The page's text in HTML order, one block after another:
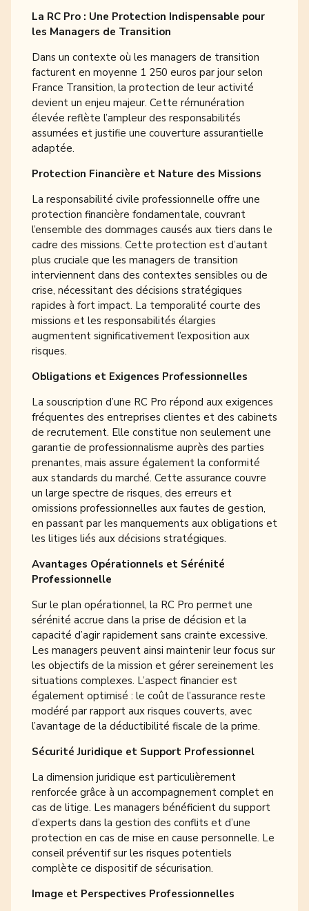
La RC Pro : Une Protection Indispensable pour
les Managers de Transition
Dans un contexte où les managers de transition
facturent en moyenne 1 250 euros par jour selon
France Transition, la protection de leur activité
devient un enjeu majeur. Cette rémunération
élevée reflète l’ampleur des responsabilités
assumées et justifie une couverture assurantielle
adaptée.
Protection Financière et Nature des Missions
La responsabilité civile professionnelle offre une
protection financière fondamentale, couvrant
l’ensemble des dommages causés aux tiers dans le
cadre des missions. Cette protection est d’autant
plus cruciale que les managers de transition
interviennent dans des contextes sensibles ou de
crise, nécessitant des décisions stratégiques
rapides à fort impact. La temporalité courte des
missions et les responsabilités élargies
augmentent significativement l’exposition aux
risques.
Obligations et Exigences Professionnelles
La souscription d’une RC Pro répond aux exigences
fréquentes des entreprises clientes et des cabinets
de recrutement. Elle constitue non seulement une
garantie de professionnalisme auprès des parties
prenantes, mais assure également la conformité
aux standards du marché. Cette assurance couvre
un large spectre de risques, des erreurs et
omissions professionnelles aux fautes de gestion,
en passant par les manquements aux obligations et
les litiges liés aux décisions stratégiques.
Avantages Opérationnels et Sérénité
Professionnelle
Sur le plan opérationnel, la RC Pro permet une
sérénité accrue dans la prise de décision et la
capacité d’agir rapidement sans crainte excessive.
Les managers peuvent ainsi maintenir leur focus sur
les objectifs de la mission et gérer sereinement les
situations complexes. L’aspect financier est
également optimisé : le coût de l’assurance reste
modéré par rapport aux risques couverts, avec
l’avantage de la déductibilité fiscale de la prime.
Sécurité Juridique et Support Professionnel
La dimension juridique est particulièrement
renforcée grâce à un accompagnement complet en
cas de litige. Les managers bénéficient du support
d’experts dans la gestion des conflits et d’une
protection en cas de mise en cause personnelle. Le
conseil préventif sur les risques potentiels
complète ce dispositif de sécurisation.
Image et Perspectives Professionnelles